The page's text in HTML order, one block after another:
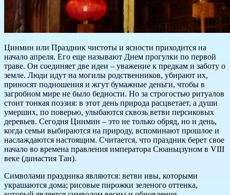
Цинмин или Праздник чистоты и ясности приходится на
начало апреля. Его еще называют Днем прогулки по первой
траве. Он соединяет две идеи – уважение к предкам и заботу о
земле. Люди идут на могилы родственников, убирают их,
приносят подношения и жгут бумажные деньги, чтобы в
загробном мире не было бедности. Но за строгостью ритуалов
стоит тонкая поэзия: в этот день природа расцветает, а души
умерших, по поверью, улыбаются сквозь ветви персиковых
деревьев. Сегодня Цинмин – это не только обряд, но и день,
когда семьи выбираются на природу, вспоминают прошлое и
наслаждаются настоящим. Считается, что праздник берет свое
начало во времена правления императора Сюаньцзуном в VIII
веке (династия Тан).
Символами праздника являются: ветви ивы, которыми
украшаются дома; рисовые пирожки зеленого оттенка,